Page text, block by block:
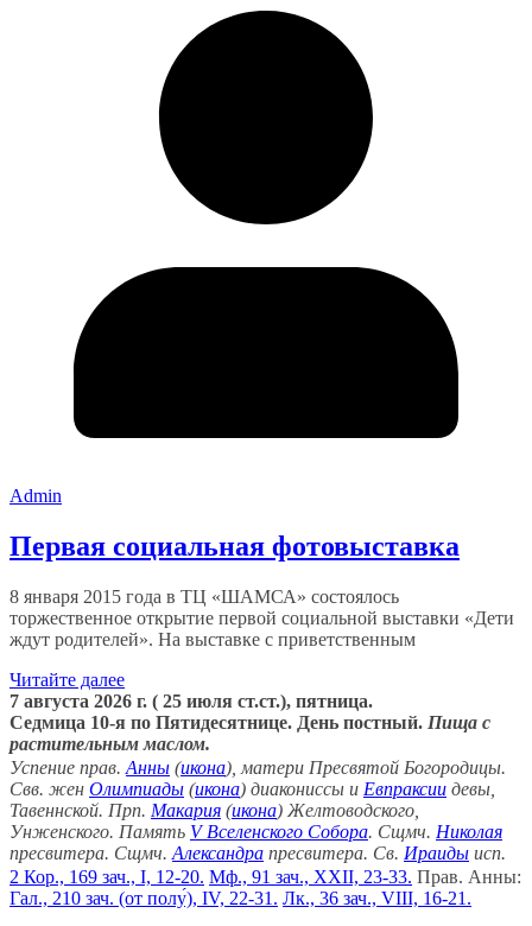
Admin
Первая социальная фотовыставка
8 января 2015 года в ТЦ «ШАМСА» состоялось
торжественное открытие первой социальной выставки «Дети
ждут родителей». На выставке с приветственным
Читайте далее
7 августа 2026 г. ( 25 июля ст.ст.), пятница.
Седмица 10-я по Пятидесятнице. День постный. Пища с
растительным маслом.
Успение прав. Анны (икона), матери Пресвятой Богородицы.
Свв. жен Олимпиады (икона) диакониссы и Евпраксии девы,
Тавеннской. Прп. Макария (икона) Желтоводского,
Унженского. Память V Вселенского Собора. Сщмч. Николая
пресвитера. Сщмч. Александра пресвитера. Св. Ираиды исп.
2 Кор., 169 зач., I, 12-20. Мф., 91 зач., XXII, 23-33. Прав. Анны:
Гал., 210 зач. (от полу́), IV, 22-31. Лк., 36 зач., VIII, 16-21.